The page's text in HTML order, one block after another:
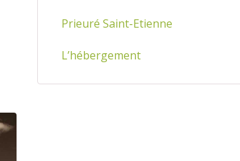
Prieuré Saint-Etienne
L’hébergement